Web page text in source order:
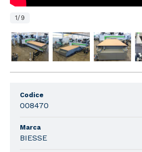
1/ 9
Codice
008470
Marca
BIESSE